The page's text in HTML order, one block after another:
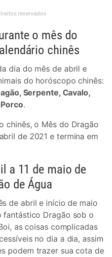
reservados
o mês do
chinês
dia do mês de abril e
do horóscopo chinês:
Serpente, Cavalo,
.
chinês, o Mês do Dragão
de 2021 e termina em
a 11 de maio de
de Água
de abril e início de maio
fantástico Dragão sob o
as coisas complicadas
no dia a dia, assim
podem trazer sua cota de